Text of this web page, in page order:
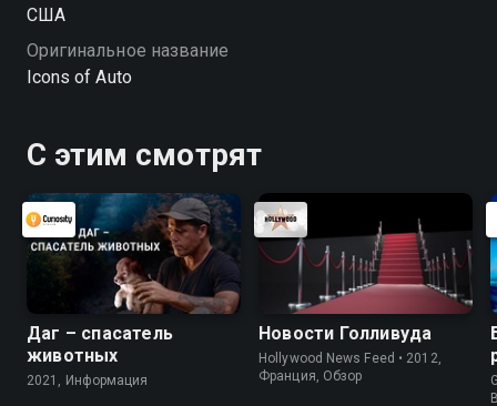
США
Оригинальное название
Icons of Auto
С этим смотрят
Даг – спасатель
животных
2021, Информация
Новости Голливуда
Hollywood News Feed • 2012,
Франция, Обзор